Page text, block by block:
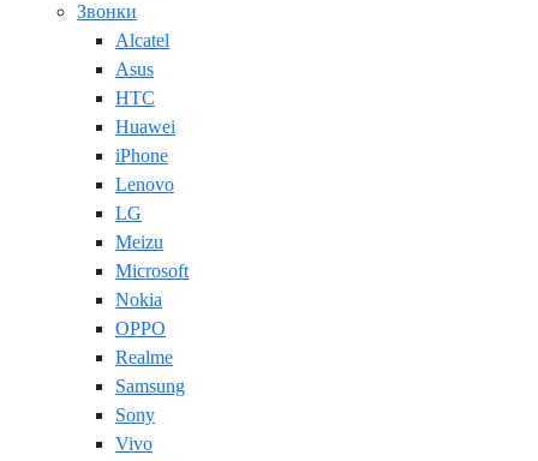
Звонки
Alcatel
Asus
HTC
Huawei
iPhone
Lenovo
LG
Meizu
Microsoft
Nokia
OPPO
Realme
Samsung
Sony
Vivo